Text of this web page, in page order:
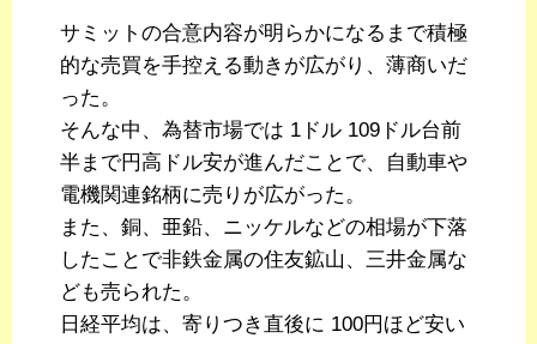
サミットの合意内容が明らかになるまで積極
的な売買を手控える動きが広がり、薄商いだ
った。
そんな中、為替市場では 1ドル 109ドル台前
半まで円高ドル安が進んだことで、自動車や
電機関連銘柄に売りが広がった。
また、銅、亜鉛、ニッケルなどの相場が下落
したことで非鉄金属の住友鉱山、三井金属な
ども売られた。
日経平均は、寄りつき直後に 100円ほど安い